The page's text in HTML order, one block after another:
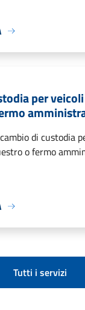
per
di custodia
o fermo
Tutti i servizi